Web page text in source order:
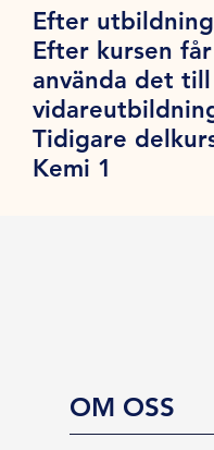
Efter
Efter kursen
använda det
Tidigare
Kemi 1
OM OSS